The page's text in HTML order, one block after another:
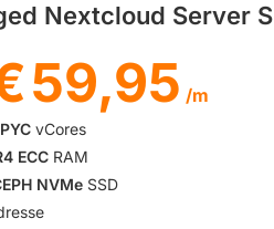
59,95 /m
vCores
ECC RAM
NVMe SSD
Nextcloud Server S